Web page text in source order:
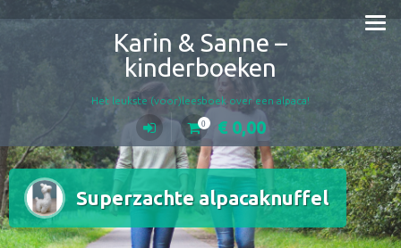
Doorgaan
naar
Karin & Sanne –
kinderboeken
Het leukste (voor)leesboek over een alpaca!
0 €0,00
Superzachte alpacaknuffel